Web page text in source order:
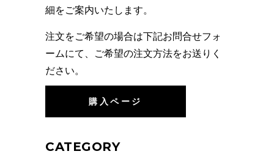
細をご案内いたします。
注文をご希望の場合は下記お問合せフォ
ームにて、ご希望の注文方法をお送りく
ださい。
購入ページ
CATEGORY